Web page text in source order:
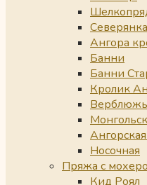
Северянка
Ангора
Банни
Банни
Кролик
Носочная
Пряжа с
Кид Роял